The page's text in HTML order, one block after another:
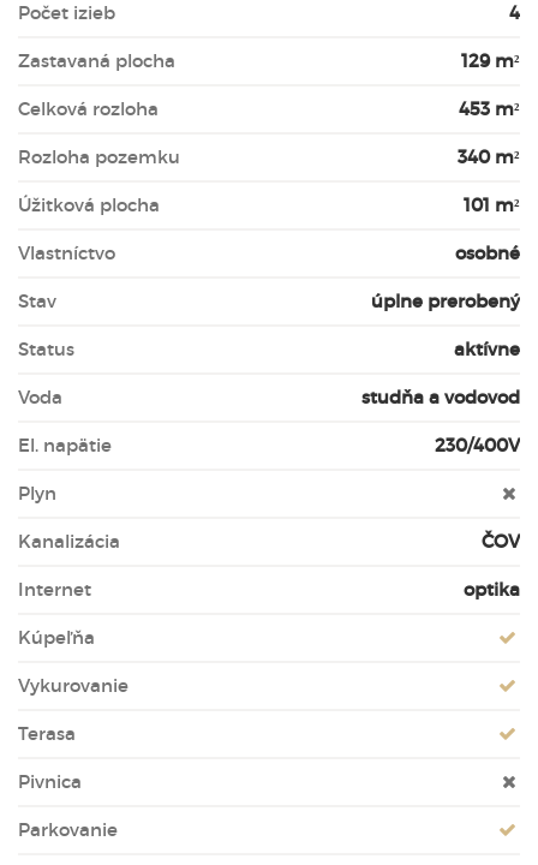
Počet izieb 4
Zastavaná plocha 129 m²
Celková rozloha 453 m²
Rozloha pozemku 340 m²
Úžitková plocha 101 m²
Vlastníctvo osobné
Stav úplne prerobený
Status aktívne
Voda studňa a vodovod
El. napätie 230/400V
Plyn
Kanalizácia ČOV
Internet optika
Kúpeľňa
Vykurovanie
Terasa
Pivnica
Parkovanie